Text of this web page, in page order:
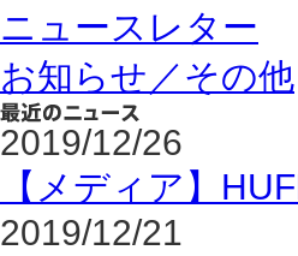
ニュースレター
お知らせ／その他
2019/12/26
【メディア】
2019/12/21